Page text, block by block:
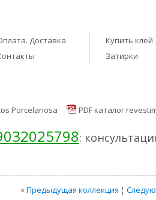
Доставка
Купить клей
Затирки
Porcelanosa
PDF каталог
:
«Предыдущая коллекция ¦